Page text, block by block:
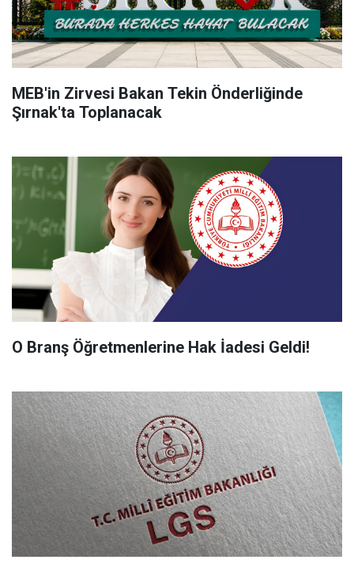
MEB'in Zirvesi Bakan Tekin Önderliğinde
Şırnak'ta Toplanacak
O Branş Öğretmenlerine Hak İadesi Geldi!